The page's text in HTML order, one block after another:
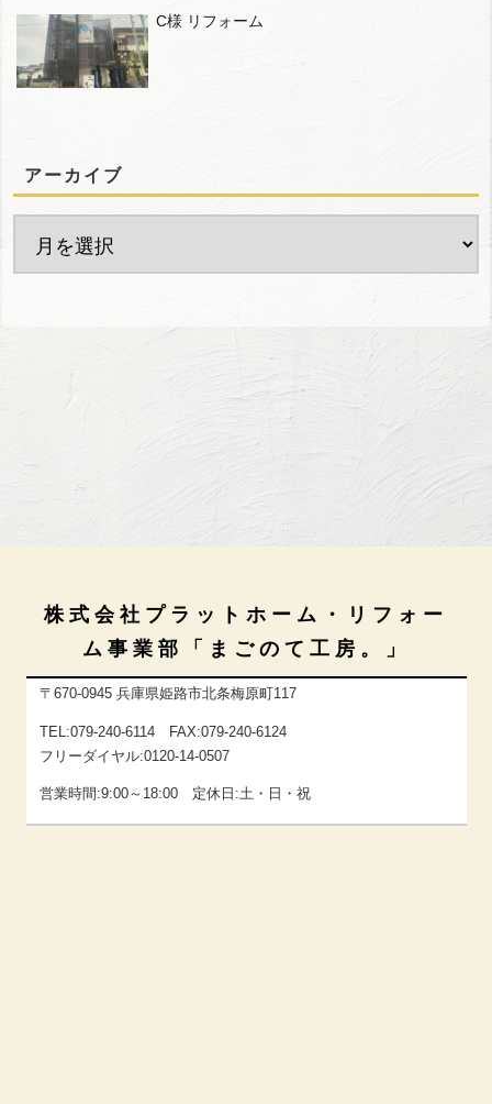
C様 リフォーム
アーカイブ
株式会社プラットホーム・リフォー
ム事業部「まごのて工房。」
〒670-0945 兵庫県姫路市北条梅原町117
TEL:079-240-6114 FAX:079-240-6124
フリーダイヤル:0120-14-0507
営業時間:9:00～18:00 定休日:土・日・祝